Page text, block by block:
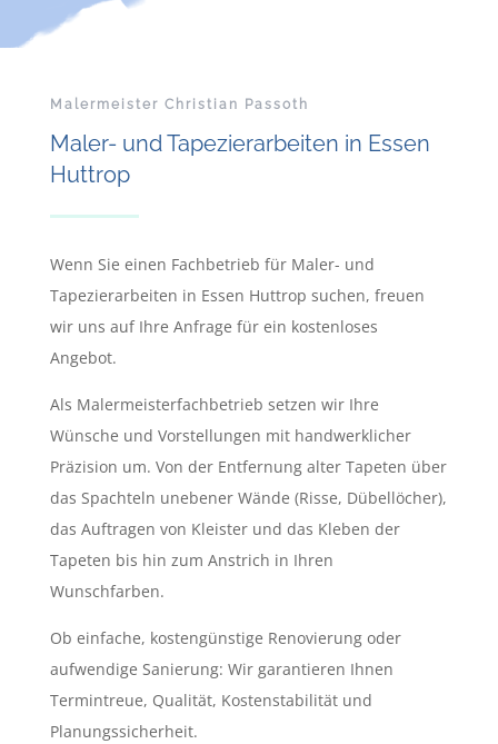
Malermeister Christian Passoth
Maler- und Tapezierarbeiten in Essen
Huttrop
Wenn Sie einen Fachbetrieb für Maler- und
Tapezierarbeiten in Essen Huttrop suchen, freuen
wir uns auf Ihre Anfrage für ein kostenloses
Angebot.
Als Malermeisterfachbetrieb setzen wir Ihre
Wünsche und Vorstellungen mit handwerklicher
Präzision um. Von der Entfernung alter Tapeten über
das Spachteln unebener Wände (Risse, Dübellöcher),
das Auftragen von Kleister und das Kleben der
Tapeten bis hin zum Anstrich in Ihren
Wunschfarben.
Ob einfache, kostengünstige Renovierung oder
aufwendige Sanierung: Wir garantieren Ihnen
Termintreue, Qualität, Kostenstabilität und
Planungssicherheit.